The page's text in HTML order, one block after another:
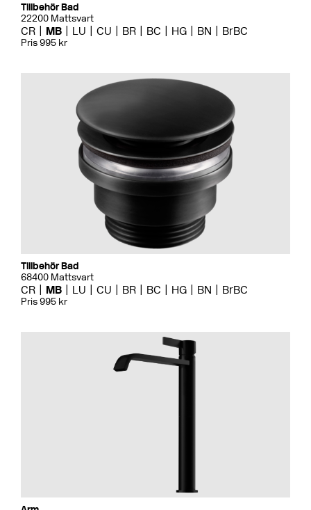
Tillbehör Bad
22200 Mattsvart
CR MB LU CU BR BC HG BN BrBC
Pris 995 kr
Tillbehör Bad
68400 Mattsvart
CR MB LU CU BR BC HG BN BrBC
Pris 995 kr